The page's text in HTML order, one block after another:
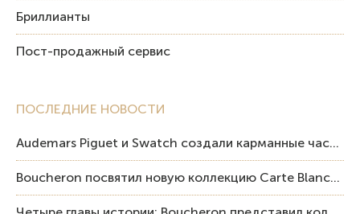
ПОСЛЕДНИЕ НОВОСТИ
Audemars Piguet и Swatch создали карманные часы в эстетике Royal Oak и Pop Art
Boucheron посвятил новую коллекцию Carte Blanche Human Being человеку и силе мастерства
Бриллианты
Пост-продажный сервис